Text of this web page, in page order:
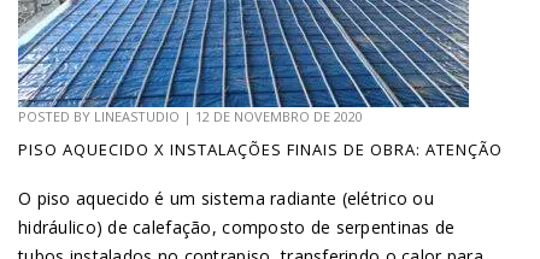
POSTED BY LINEASTUDIO | 12 DE NOVEMBRO DE 2020
PISO AQUECIDO X INSTALAÇÕES FINAIS DE OBRA: ATENÇÃO
O piso aquecido é um sistema radiante (elétrico ou
hidráulico) de calefação, composto de serpentinas de